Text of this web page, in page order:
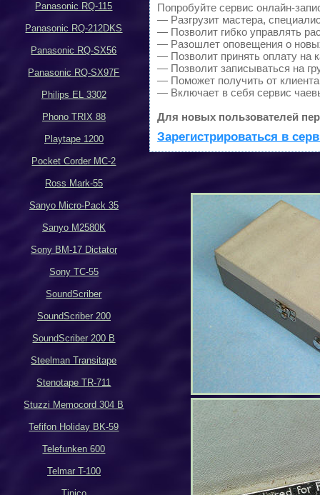
Panasonic RQ-115
Panasonic RQ-212DKS
Panasonic RQ-SX56
Panasonic RQ-SX97F
Philips EL 3302
Phono TRIX 88
Playtape 1200
Pocket Corder MC-2
Ross Mark-55
Sanyo Micro-Pack 35
Sanyo M2580K
Sony BM-17 Dictator
Sony TC-55
SoundScriber
SoundScriber 200
SoundScriber 200 B
Steelman Transitape
Stenotape TR-711
Stuzzi Memocord 304 B
Tefifon Holiday BK-59
Telefunken 600
Telmar T-100
Попробуйте сервис онлайн-
— Разгрузит мастера,
— Позволит гибко управлять
— Разошлет оповещения о
— Позволит принять оплату на
— Позволит записываться на
— Поможет получить от
— Включает в себя сервис
Для новых пользователей
Зарегистрироваться в